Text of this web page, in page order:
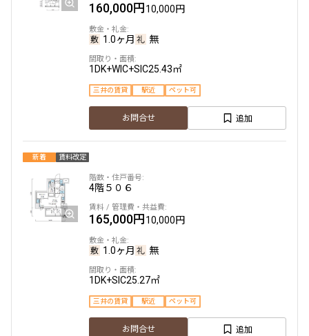
4階 402
205,000円15,000円
1.0ヶ月 無
35.96㎡
お問合せ
210,000円
1.0ヶ月 無
35.78㎡
160,000円10,000円
1.0ヶ月 無
1DK+WIC+SIC25.43㎡
三井の賃貸 駅近 ペット可
お問合せ 追加
新着 賃料改定
4階５０６
165,000円10,000円
1.0ヶ月 無
1DK+SIC25.27㎡
三井の賃貸 駅近 ペット可
お問合せ 追加